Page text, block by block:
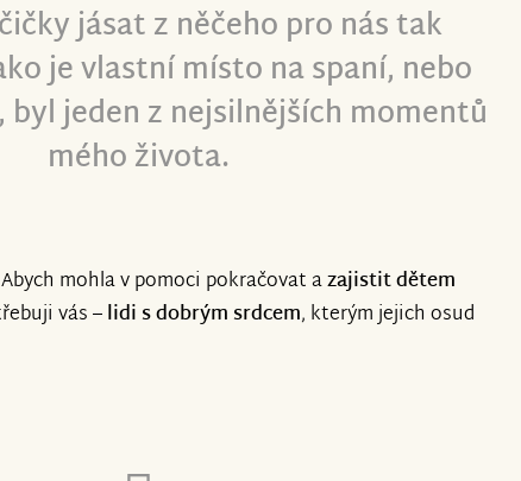
jásat z něčeho pro nás tak
je vlastní místo na spaní, nebo
jeden z nejsilnějších momentů
mého života.
Abych mohla v pomoci pokračovat azajistit dětem
vás –lidi s dobrým srdcem, kterým jejich osud